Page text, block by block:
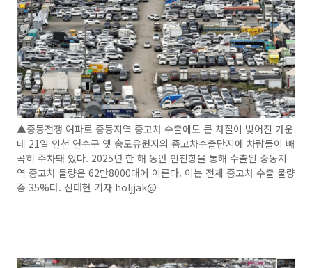
▲중동전쟁 여파로 중동지역 중고차 수출에도 큰 차질이 빚어진 가운
데 21일 인천 연수구 옛 송도유원지의 중고차수출단지에 차량들이 빼
곡히 주차돼 있다. 2025년 한 해 동안 인천항을 통해 수출된 중동지
역 중고차 물량은 62만8000대에 이른다. 이는 전체 중고차 수출 물량
중 35%다. 신태현 기자 holjjak@